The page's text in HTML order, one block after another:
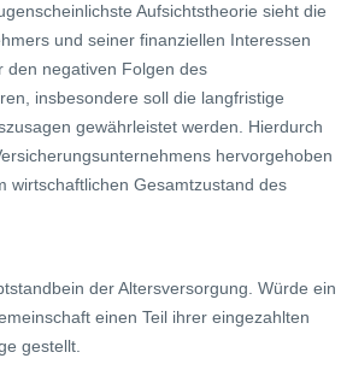
Aufsichtstheorie sieht die
und seiner finanziellen Interessen
den negativen Folgen des
insbesondere soll die langfristige
gewährleistet werden. Hierdurch
hervorgehoben
wirtschaftlichen Gesamtzustand des
der Altersversorgung. Würde ein
einen Teil ihrer eingezahlten
gestellt.